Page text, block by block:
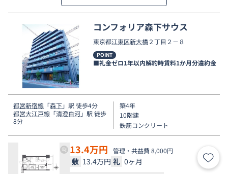
コンフォリア森下サウス
東京都江東区新大橋２丁目２－８
POINT
■礼金ゼロ1年以内解約時賃料1か月分違約金
都営新宿線 「森下」駅 徒歩4分
都営大江戸線 「清澄白河」駅 徒歩
8分
築4年
10階建
鉄筋コンクリート
13.4万円 管理・共益費 8,000円
敷 13.4万円 礼 0ヶ月 お気